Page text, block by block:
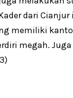
dari
memiliki
megah. Juga